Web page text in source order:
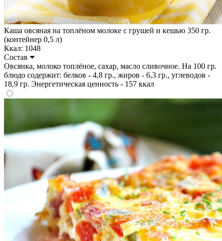
Каша овсяная на топлёном молоке с грушей и кешью 350 гр.
(контейнер 0,5 л)
Ккал: 1048
Состав
Овсянка, молоко топлёное, сахар, масло сливочное. На 100 гр.
блюдо содержит: белков - 4,8 гр., жиров - 6,3 гр., углеводов -
18,9 гр. Энергетическая ценность - 157 ккал